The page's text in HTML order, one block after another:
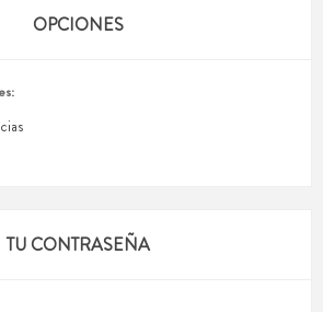
OPCIONES
TU CONTRASEÑA